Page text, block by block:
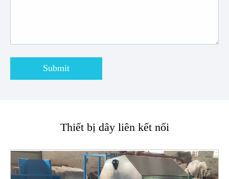
Submit
Thiết bị dây liên kết nối